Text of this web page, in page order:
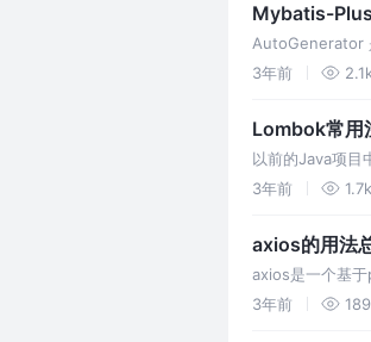
Mybatis-
AutoGenerator
3年前
2.1k
Lombok常用
以前的Java项目
运而生。
3年前 1.7k
axios的用法
axios是一个基
3年前
189